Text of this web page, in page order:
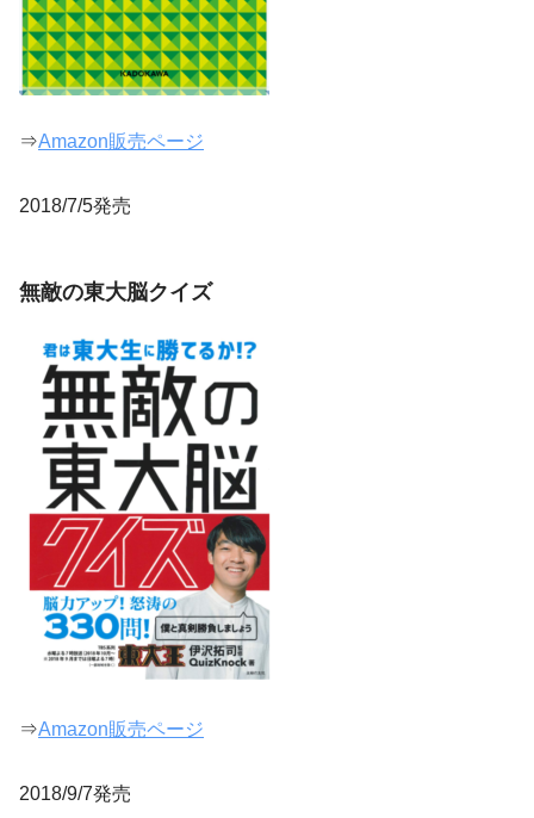
⇒Amazon販売ページ
2018/7/5発売
無敵の東大脳クイズ
⇒Amazon販売ページ
2018/9/7発売